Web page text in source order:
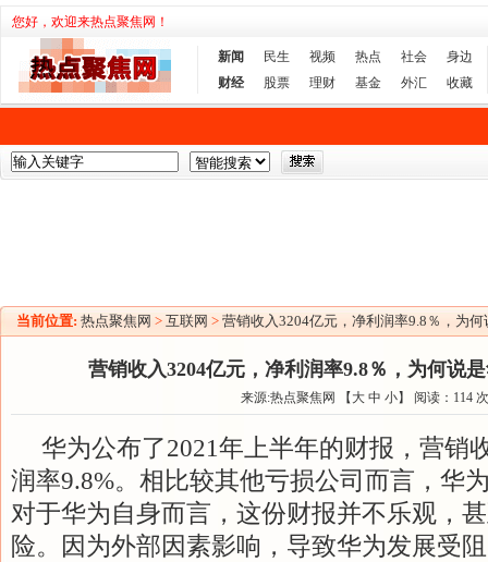
您好，欢迎来热点聚焦网！
新闻 民生 视频 热点 社会
身边
财经
股票 理财 基金 外汇 收藏
当前位置: 热点聚焦网 > 互联网 > 营销收入3204亿元，净利润率9.8％，为
营销收入3204亿元，净利润率9.8％，为何说
来源:热点聚焦网 【 大 中 小】 阅读： 114 次
华为公布了2021年上半年的财报，营销
润率9.8%。相比较其他亏损公司而言，华
对于华为自身而言，这份财报并不乐观，
险。因为外部因素影响，导致华为发展受